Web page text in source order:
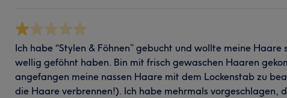
Ich habe “Stylen & Föhnen” gebucht und wollte meine Haare
wellig geföhnt haben. Bin mit frisch gewaschen Haaren
angefangen meine nassen Haare mit dem Lockenstab zu
die Haare verbrennen!). Ich habe mehrmals vorgeschlagen,